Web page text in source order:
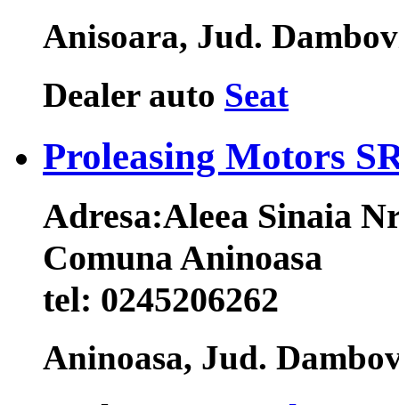
Anisoara, Jud.
Dealer auto Seat
Proleasing Motors
Adresa:Aleea Sinaia
Comuna Aninoasa
tel: 0245206262
Aninoasa, Jud.